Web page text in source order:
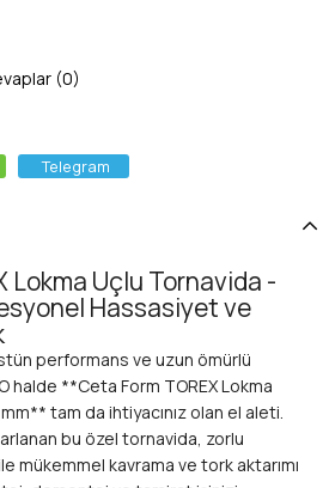
(0)
Telegram
Lokma Uçlu Tornavida -
Hassasiyet ve
performans ve uzun ömürlü
halde **Ceta Form TOREX Lokma
tam da ihtiyacınız olan el aleti.
bu özel tornavida, zorlu
mükemmel kavrama ve tork aktarımı